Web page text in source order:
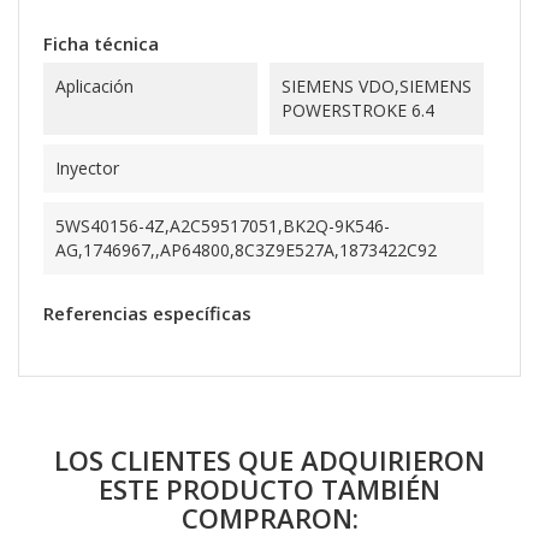
Ficha técnica
Aplicación
SIEMENS VDO,SIEMENS
POWERSTROKE 6.4
Inyector
5WS40156-4Z,A2C59517051,BK2Q-9K546-
AG,1746967,,AP64800,8C3Z9E527A,1873422C92
Referencias específicas
LOS CLIENTES QUE ADQUIRIERON
ESTE PRODUCTO TAMBIÉN
COMPRARON: